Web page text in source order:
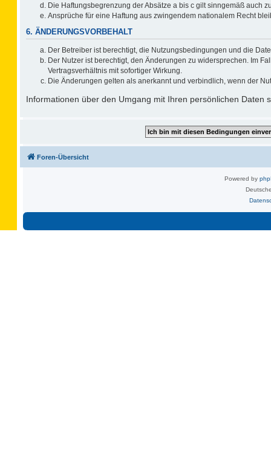
Die Haftungsbegrenzung der Absätze a bis c gilt sinngemäß auch
Ansprüche für eine Haftung aus zwingendem nationalem Recht
6. ÄNDERUNGSVORBEHALT
Der Betreiber ist berechtigt, die Nutzungsbedingungen und die
Der Nutzer ist berechtigt, den Änderungen zu widersprechen. Im
Vertragsverhältnis mit sofortiger Wirkung.
Die Änderungen gelten als anerkannt und verbindlich, wenn der
Informationen über den Umgang mit Ihren persönlichen Daten
Foren-Übersicht
Powered by